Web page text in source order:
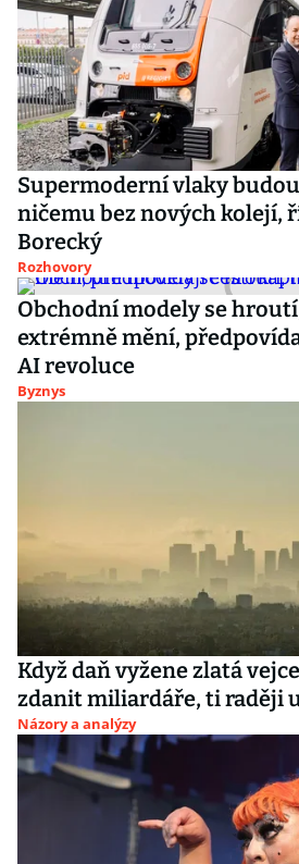
Supermoderní vlaky
ničemu bez nových kolejí,
Borecký
Rozhovory
Obchodní modely se
extrémně mění,
AI revoluce
Byznys
Když daň vyžene zlatá
zdanit miliardáře, ti raději
Názory a analýzy